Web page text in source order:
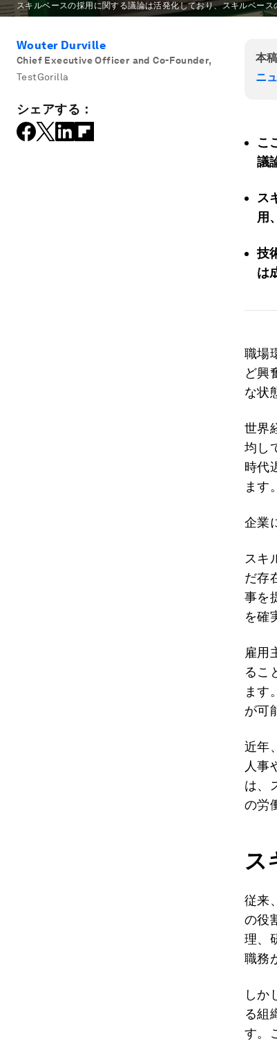
スキルベースの採用に関する議論は活発化しており、スキルベー
Wouter Durville
Chief Executive Officer and Co-Founder,
TestGorilla
シェアする：
本
ニ
こ
議
ス
用
技
は
職場
ど興
な状
世界
均し
時代
ます
企業
スキ
だ存
事を
を確
雇用
るこ
ます
が可
近年
人事
は、
の労
ス
従来
の役
理、
職務
しか
る組
す。